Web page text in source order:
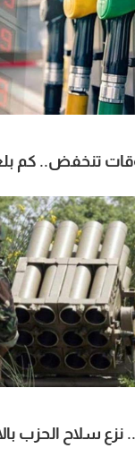
تنخفض.. كم
نزع سلاح الحزب